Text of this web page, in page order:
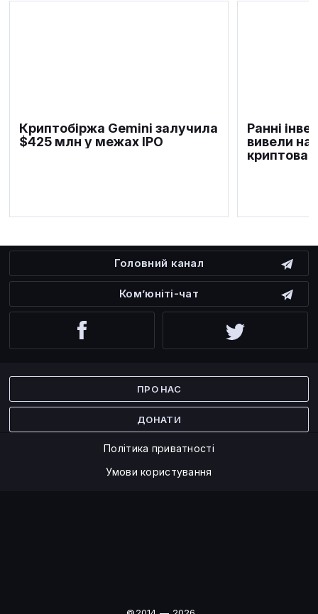
Криптобіржа Gemini залучила
$425 млн у межах IPO
Ранні
вивели на
Головний канал
Ком’юніті-чат
ПРО НАС
ДОНАТИ
Політика приватності
Умови користування